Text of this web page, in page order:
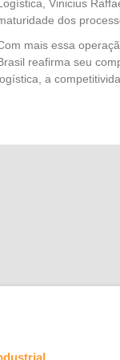
Vinicius
dos
mercado externo.
mais do que a
resultado do trabalho
mais essa
reafirma seu
a